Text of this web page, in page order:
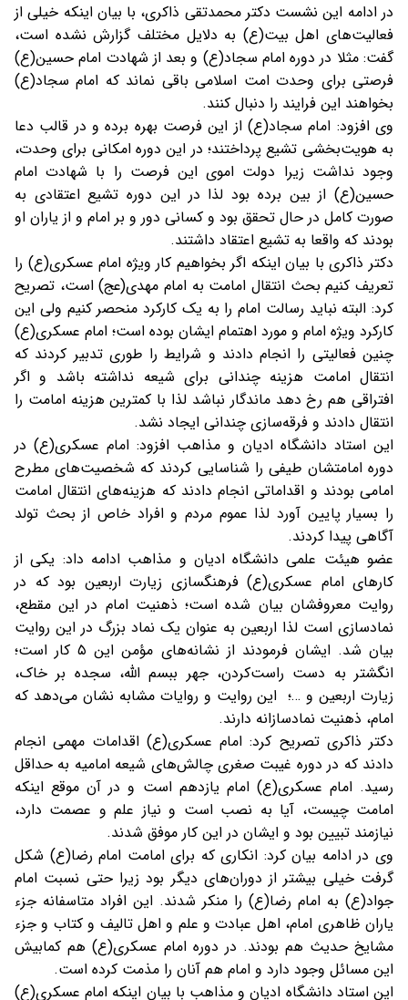
در ادامه این نشست دکتر محمدتقی ذاکری، با بیان اینکه خیلی از
فعالیت‌های اهل بیت(ع) به دلایل مختلف گزارش نشده است،
گفت: مثلا در دوره امام سجاد(ع) و بعد از شهادت امام حسین(ع)
فرصتی برای وحدت امت اسلامی باقی نماند که امام سجاد(ع)
بخواهند این فرایند را دنبال کنند.
وی افزود: امام سجاد(ع) از این فرصت بهره برده و در قالب دعا
به هویت‌بخشی تشیع پرداختند؛ در این دوره امکانی برای وحدت،
وجود نداشت زیرا دولت اموی این فرصت را با شهادت امام
حسین(ع) از بین برده بود لذا در این دوره تشیع اعتقادی به
صورت کامل در حال تحقق بود و کسانی دور و بر امام و از یاران او
بودند که واقعا به تشیع اعتقاد داشتند.
دکتر ذاکری با بیان اینکه اگر بخواهیم کار ویژه امام عسکری(ع) را
تعریف کنیم بحث انتقال امامت به امام مهدی(عج) است، تصریح
کرد: البته نباید رسالت امام را به یک کارکرد منحصر کنیم ولی این
کارکرد ویژه امام و مورد اهتمام ایشان بوده است؛ امام عسکری(ع)
چنین فعالیتی را انجام دادند و شرایط را طوری تدبیر کردند که
انتقال امامت هزینه چندانی برای شیعه نداشته باشد و اگر
افتراقی هم رخ دهد ماندگار نباشد لذا با کمترین هزینه امامت را
انتقال دادند و فرقه‌سازی چندانی ایجاد نشد.
این استاد دانشگاه ادیان و مذاهب افزود: امام عسکری(ع) در
دوره امامتشان طیفی را شناسایی کردند که شخصیت‌های مطرح
امامی بودند و اقداماتی انجام دادند که هزینه‌های انتقال امامت
را بسیار پایین آورد لذا عموم مردم و افراد خاص از بحث تولد
آگاهی پیدا کردند.
عضو هیئت علمی دانشگاه ادیان و مذاهب ادامه داد: یکی از
کارهای امام عسکری(ع) فرهنگسازی زیارت اربعین بود که در
روایت معروفشان بیان شده است؛ ذهنیت امام در این مقطع،
نمادسازی است لذا اربعین به عنوان یک نماد بزرگ در این روایت
بیان شد. ایشان فرمودند از نشانه‌های مؤمن این ۵ کار است؛
انگشتر به دست راست‌کردن، جهر ببسم الله، سجده بر خاک،
زیارت اربعین و …؛ این روایت و روایات مشابه نشان می‌دهد که
امام، ذهنیت نمادسازانه دارند.
دکتر ذاکری تصریح کرد: امام عسکری(ع) اقدامات مهمی انجام
دادند که در دوره غیبت صغری چالش‌های شیعه امامیه به حداقل
رسید. امام عسکری(ع) امام یازدهم است و در آن موقع اینکه
امامت چیست، آیا به نصب است و نیاز علم و عصمت دارد،
نیازمند تبیین بود و ایشان در این کار موفق شدند.
وی در ادامه بیان کرد: انکاری که برای امامت امام رضا(ع) شکل
گرفت خیلی بیشتر از دوران‌های دیگر بود زیرا حتی نسبت امام
جواد(ع) به امام رضا(ع) را منکر شدند. این افراد متاسفانه جزء
یاران ظاهری امام، اهل عبادت و علم و اهل تالیف و کتاب و جزء
مشایخ حدیث هم بودند. در دوره امام عسکری(ع) هم کمابیش
این مسائل وجود دارد و امام هم آنان را مذمت کرده است.
این استاد دانشگاه ادیان و مذاهب با بیان اینکه امام عسکری(ع)